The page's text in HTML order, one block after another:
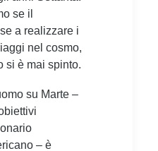
se il
a realizzare i
nel cosmo,
si è mai spinto.
su Marte –
– è